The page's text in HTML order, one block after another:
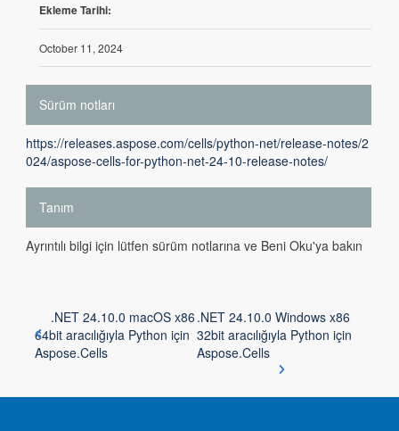
Ekleme Tarihi:
October 11, 2024
Sürüm notları
https://releases.aspose.com/cells/python-net/release-notes/2
024/aspose-cells-for-python-net-24-10-release-notes/
Tanım
Ayrıntılı bilgi için lütfen sürüm notlarına ve Beni Oku'ya bakın
.NET 24.10.0 macOS x86
64bit aracılığıyla Python için
Aspose.Cells
.NET 24.10.0 Windows x86
32bit aracılığıyla Python için
Aspose.Cells